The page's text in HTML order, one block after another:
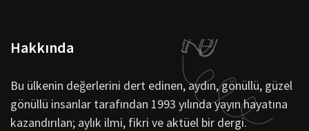
Hakkında
Bu ülkenin değerlerini dert edinen, aydın, gönüllü, güzel
gönüllü insanlar tarafından 1993 yılında yayın hayatına
kazandırılan; aylık ilmi, fikri ve aktüel bir dergi.